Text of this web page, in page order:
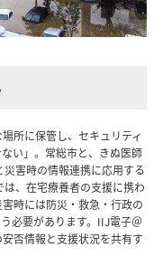
所に保管し、セキュリティ
い」。常総市と、きぬ医師
害時の情報連携に応用する
、在宅療養者の支援に携わ
時には防災・救急・行政の
必要があります。IIJ電子＠
否情報と支援状況を共有す